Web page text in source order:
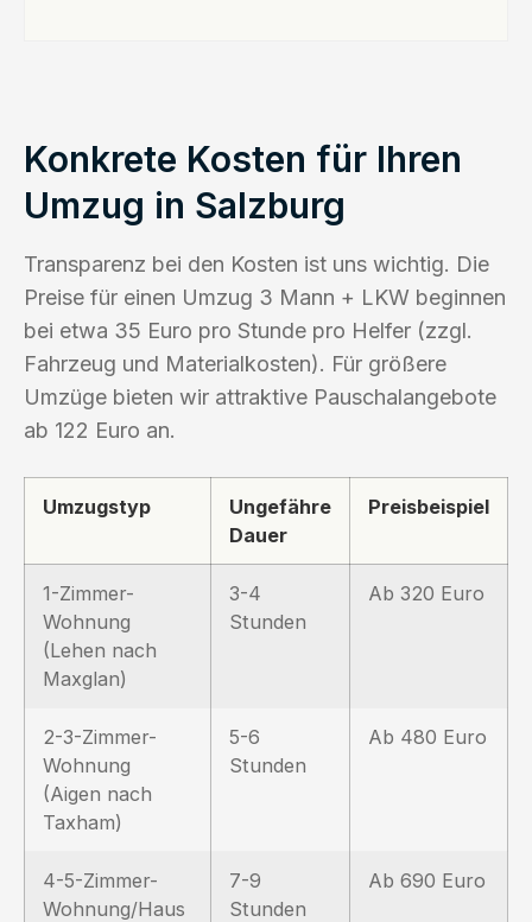
Konkrete Kosten für Ihren
Umzug in Salzburg
Transparenz bei den Kosten ist uns wichtig. Die
Preise für einen Umzug 3 Mann + LKW beginnen
bei etwa 35 Euro pro Stunde pro Helfer (zzgl.
Fahrzeug und Materialkosten). Für größere
Umzüge bieten wir attraktive Pauschalangebote
ab 122 Euro an.
Umzugstyp
Ungefähre
Dauer
Preisbeispiel
1-Zimmer-
Wohnung
(Lehen nach
Maxglan)
3-4
Stunden
Ab 320 Euro
2-3-Zimmer-
Wohnung
(Aigen nach
Taxham)
5-6
Stunden
Ab 480 Euro
4-5-Zimmer-
Wohnung/Haus
7-9
Stunden
Ab 690 Euro